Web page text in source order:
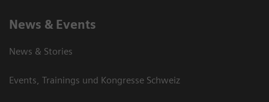
News & Events
News & Stories
Events, Trainings und Kongresse Schweiz